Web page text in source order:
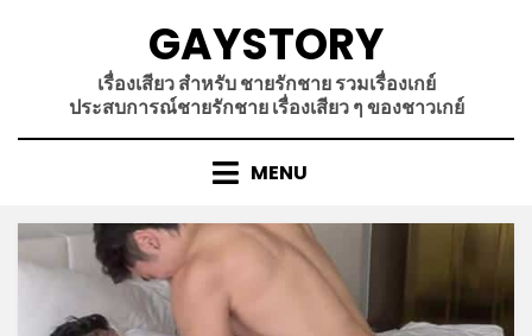
GAYSTORY
เรื่องเสียว สำหรับ ชายรักชาย รวมเรื่องเกย์
ประสบการณ์ชายรักชาย เรื่องเสียว ๆ ของชาวเกย์
MENU